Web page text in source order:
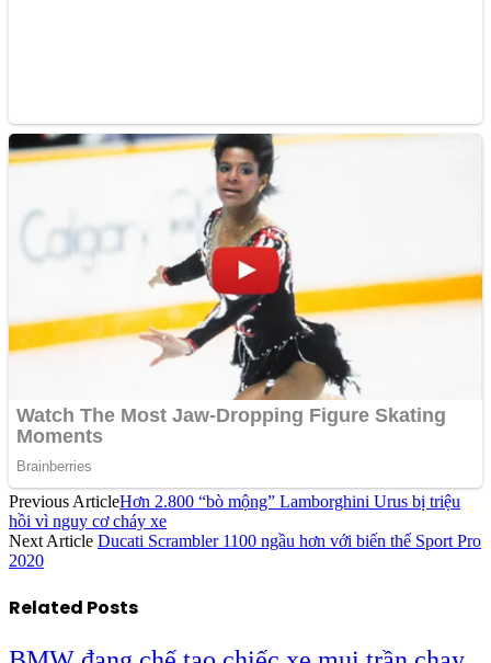
Previous ArticleHơn 2.800 “bò mộng” Lamborghini Urus bị triệu
hồi vì nguy cơ cháy xe
Next Article Ducati Scrambler 1100 ngầu hơn với biến thể Sport Pro
2020
Related Posts